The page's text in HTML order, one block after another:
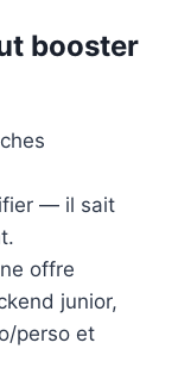
booster
— il sait
offre
junior,
perso et